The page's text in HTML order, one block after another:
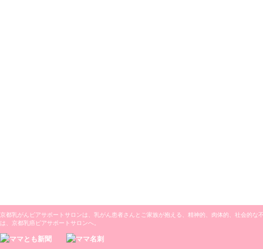
京都乳がんピアサポートサロンは、乳がん患者さんとご家族が抱える、精神的、肉体的、社会的
は、京都乳癌ピアサポートサロンへ。